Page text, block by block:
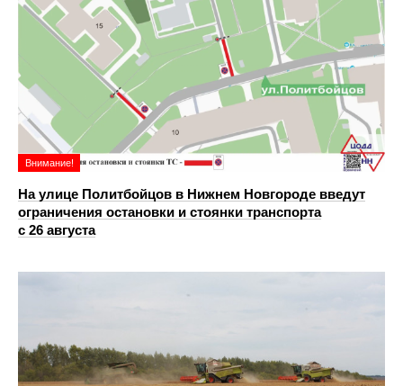
Внимание!
На улице Политбойцов в Нижнем Новгороде введут
ограничения остановки и стоянки транспорта
с 26 августа